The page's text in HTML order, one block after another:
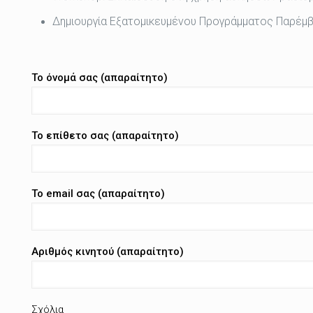
Δημιουργία Εξατομικευμένου Προγράμματος
Το όνομά σας (απαραίτητο)
Το επίθετο σας (απαραίτητο)
Το email σας (απαραίτητο)
Αριθμός κινητού (απαραίτητο)
Σχόλια